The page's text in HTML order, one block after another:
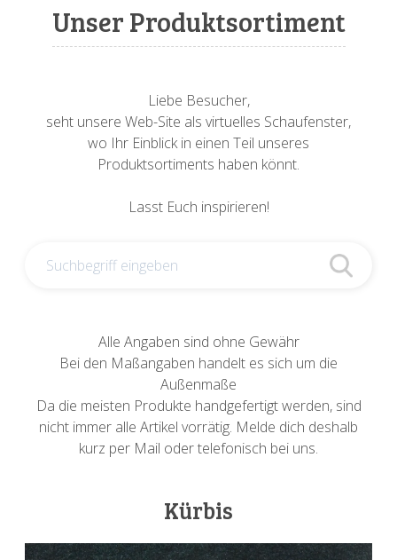
Unser Produktsortiment
Liebe Besucher,
seht unsere Web-Site als virtuelles Schaufenster,
wo Ihr Einblick in einen Teil unseres
Produktsortiments haben könnt.
Lasst Euch inspirieren!
Alle Angaben sind ohne Gewähr
Bei den Maßangaben handelt es sich um die
Außenmaße
Da die meisten Produkte handgefertigt werden, sind
nicht immer alle Artikel vorrätig. Melde dich deshalb
kurz per Mail oder telefonisch bei uns.
Kürbis
Sonnenuhren
Spardosen
Vögel
Vogeltränken
Verschiedene
Wandschalen
Sockel + Säulen
Tierfiguren
Meeresbewohner
Schildkröten
Schweine + Wildschweine
Verschiedene
Zwiebel- + Knoblauchtöpfe